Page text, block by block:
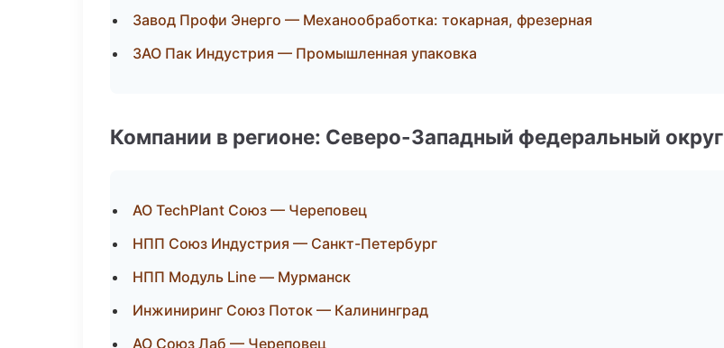
Завод Профи Энерго — Механообработка: токарная, фрезерная
ЗАО Пак Индустрия — Промышленная упаковка
Компании в регионе: Северо-Западный федеральный округ
АО TechPlant Союз — Череповец
НПП Союз Индустрия — Санкт-Петербург
НПП Модуль Line — Мурманск
Инжиниринг Союз Поток — Калининград
АО Союз Лаб — Череповец